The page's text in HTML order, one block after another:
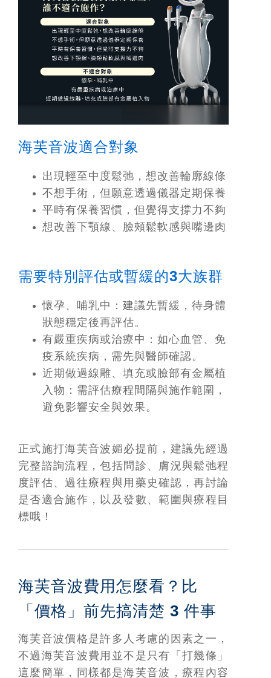
海芙音波適合對象
出現輕至中度鬆弛，想改善輪廓線條
不想手術，但願意透過儀器定期保養
平時有保養習慣，但覺得支撐力不夠
想改善下顎線、臉頰鬆軟感與嘴邊肉
需要特別評估或暫緩的3大族群
懷孕、哺乳中： 建議先暫緩，待身體
狀態穩定後再評估。
有嚴重疾病或治療中： 如心血管、免
疫系統疾病，需先與醫師確認。
近期做過線雕、填充或臉部有金屬植
入物： 需評估療程間隔與施作範圍，
避免影響安全與效果。
正式施打海芙音波媚必提前，建議先經過
完整諮詢流程，包括問診、膚況與鬆弛程
度評估、過往療程與用藥史確認，再討論
是否適合施作，以及發數、範圍與療程目
標哦！
海芙音波費用怎麼看？比
「價格」前先搞清楚 3 件事
海芙音波價格是許多人考慮的因素之一，
不過海芙音波費用並不是只有「打幾條」
這麼簡單，同樣都是海芙音波，療程內容